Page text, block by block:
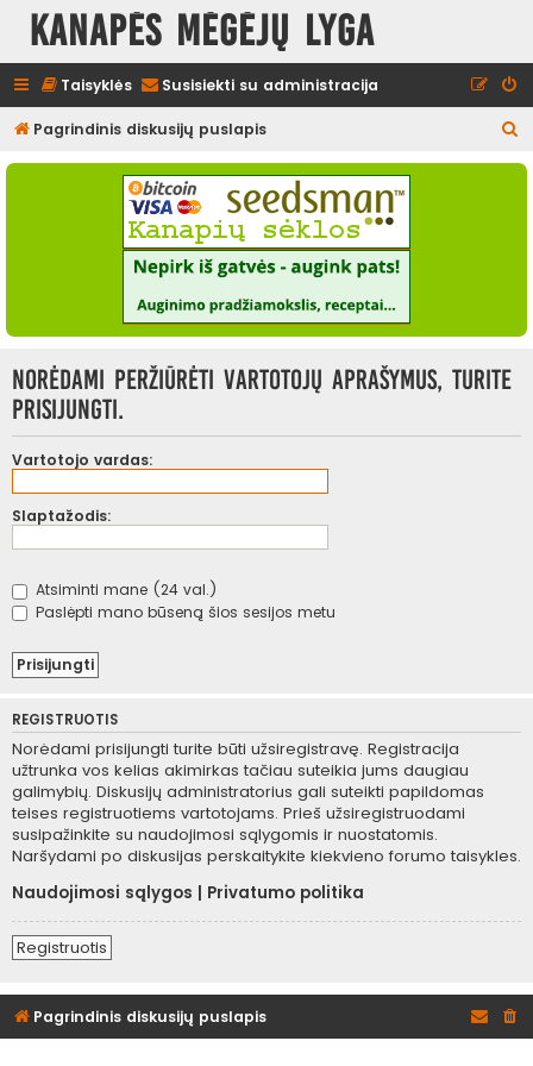
Kanapės mėgėjų lyga
Taisyklės Susisiekti su administracija
Pagrindinis diskusijų puslapis
e
Norėdami peržiūrėti vartotojų aprašymus, turite
prisijungti.
Vartotojo vardas:
Slaptažodis:
Atsiminti mane (24 val.)
Paslėpti mano būseną šios sesijos metu
REGISTRUOTIS
Norėdami prisijungti turite būti užsiregistravę. Registracija
užtrunka vos kelias akimirkas tačiau suteikia jums daugiau
galimybių. Diskusijų administratorius gali suteikti papildomas
teises registruotiems vartotojams. Prieš užsiregistruodami
susipažinkite su naudojimosi sąlygomis ir nuostatomis.
Naršydami po diskusijas perskaitykite kiekvieno forumo taisykles.
Naudojimosi sąlygos
Privatumo politika
Registruotis
Pagrindinis diskusijų puslapis